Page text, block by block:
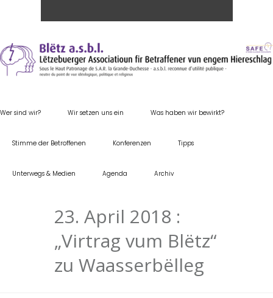
Wer sind wir? Wir setzen uns ein Was haben wir bewirkt?
Stimme der Betroffenen Konferenzen Tipps
Unterwegs & Medien Agenda Archiv
23. April 2018 :
„Virtrag vum Blëtz“
zu Waasserbëlleg